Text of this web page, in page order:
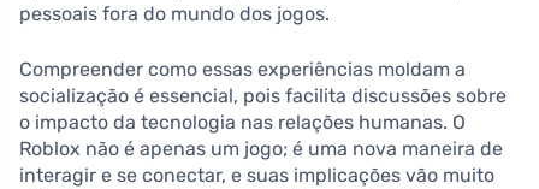
pessoais fora do mundo dos jogos.
Compreender como essas experiências moldam a
socialização é essencial, pois facilita discussões sobre
o impacto da tecnologia nas relações humanas. O
Roblox não é apenas um jogo; é uma nova maneira de
interagir e se conectar, e suas implicações vão muito